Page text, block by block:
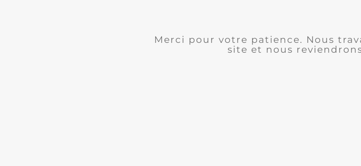
Merci pour votre patience. Nous
site et nous